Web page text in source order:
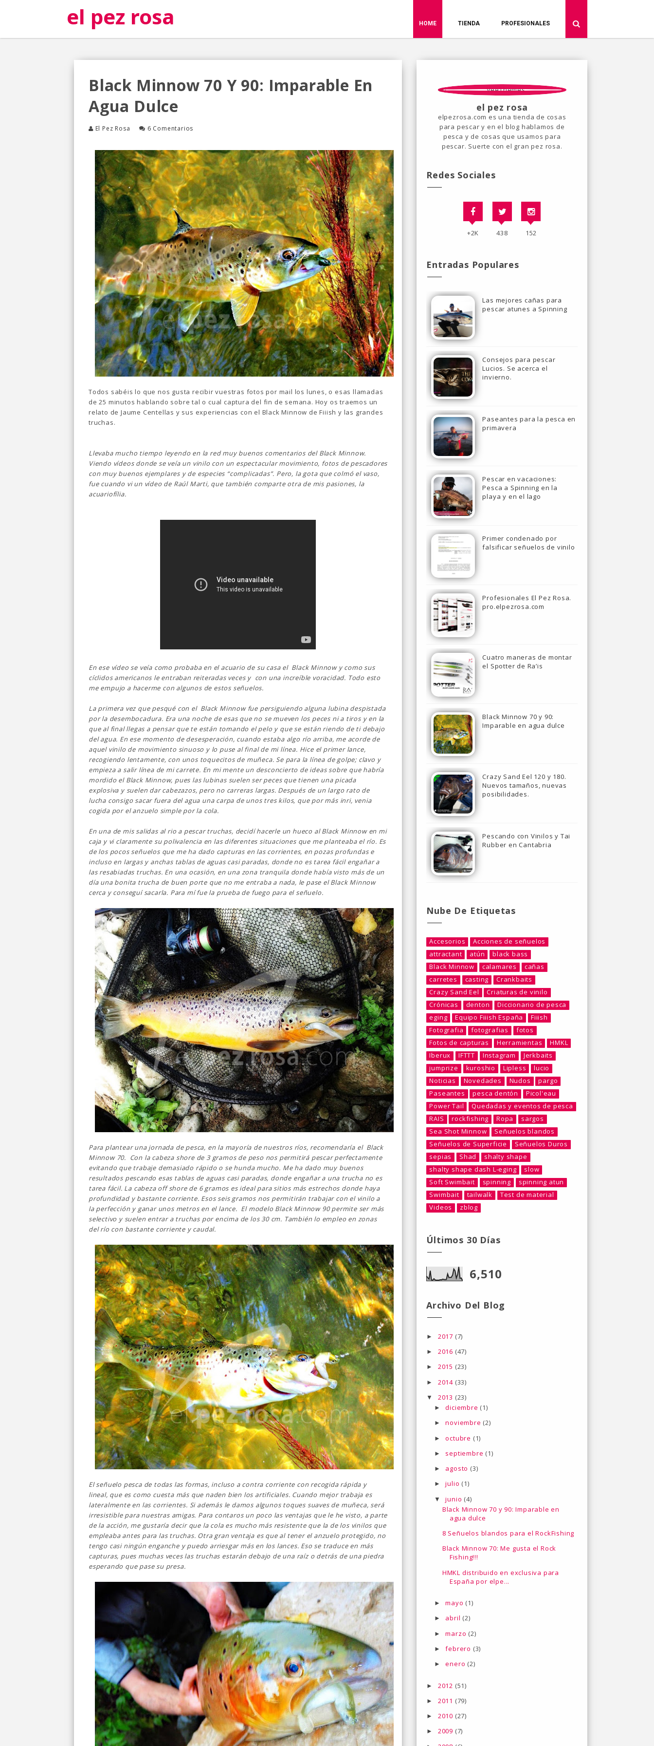
el pez rosa HOME TIENDA PROFESIONALES
Black Minnow 70 Y 90: Imparable En
Agua Dulce
El Pez Rosa 6 Comentarios
Todos sabéis lo que nos gusta recibir vuestras fotos por mail los lunes, o esas llamadas
de 25 minutos hablando sobre tal o cual captura del fin de semana. Hoy os traemos un
relato de Jaume Centellas y sus experiencias con el Black Minnow de Fiiish y las grandes
truchas.
Llevaba mucho tiempo leyendo en la red muy buenos comentarios del Black Minnow.
Viendo vídeos donde se veía un vinilo con un espectacular movimiento, fotos de pescadores
con muy buenos ejemplares y de especies “complicadas”. Pero, la gota que colmó el vaso,
fue cuando vi un vídeo de Raúl Marti, que también comparte otra de mis pasiones, la
acuariofília.
En ese vídeo se veía como probaba en el acuario de su casa el Black Minnow y como sus
cíclidos americanos le entraban reiteradas veces y con una increíble voracidad. Todo esto
me empujo a hacerme con algunos de estos señuelos.
La primera vez que pesqué con el Black Minnow fue persiguiendo alguna lubina despistada
por la desembocadura. Era una noche de esas que no se mueven los peces ni a tiros y en la
que al final llegas a pensar que te están tomando el pelo y que se están riendo de ti debajo
del agua. En ese momento de desesperación, cuando estaba algo río arriba, me acorde de
aquel vinilo de movimiento sinuoso y lo puse al final de mi línea. Hice el primer lance,
recogiendo lentamente, con unos toquecitos de muñeca. Se para la línea de golpe; clavo y
empieza a salir línea de mi carrete. En mi mente un desconcierto de ideas sobre que habría
mordido el Black Minnow, pues las lubinas suelen ser peces que tienen una picada
explosiva y suelen dar cabezazos, pero no carreras largas. Después de un largo rato de
lucha consigo sacar fuera del agua una carpa de unos tres kilos, que por más inri, venia
cogida por el anzuelo simple por la cola.
En una de mis salidas al rio a pescar truchas, decidí hacerle un hueco al Black Minnow en mi
caja y vi claramente su polivalencia en las diferentes situaciones que me planteaba el río. Es
de los pocos señuelos que me ha dado capturas en las corrientes, en pozas profundas e
incluso en largas y anchas tablas de aguas casi paradas, donde no es tarea fácil engañar a
las resabiadas truchas. En una ocasión, en una zona tranquila donde había visto más de un
día una bonita trucha de buen porte que no me entraba a nada, le pase el Black Minnow
cerca y conseguí sacarla. Para mí fue la prueba de fuego para el señuelo.
Para plantear una jornada de pesca, en la mayoría de nuestros ríos, recomendaría el Black
Minnow 70. Con la cabeza shore de 3 gramos de peso nos permitirá pescar perfectamente
evitando que trabaje demasiado rápido o se hunda mucho. Me ha dado muy buenos
resultados pescando esas tablas de aguas casi paradas, donde engañar a una trucha no es
tarea fácil. La cabeza off shore de 6 gramos es ideal para sitios más estrechos donde haya
profundidad y bastante corriente. Esos seis gramos nos permitirán trabajar con el vinilo a
la perfección y ganar unos metros en el lance. El modelo Black Minnow 90 permite ser más
selectivo y suelen entrar a truchas por encima de los 30 cm. También lo empleo en zonas
del río con bastante corriente y caudal.
El señuelo pesca de todas las formas, incluso a contra corriente con recogida rápida y
lineal, que es como cuesta más que naden bien los artificiales. Cuando mejor trabaja es
lateralmente en las corrientes. Si además le damos algunos toques suaves de muñeca, será
irresistible para nuestras amigas. Para contaros un poco las ventajas que le he visto, a parte
de la acción, me gustaría decir que la cola es mucho más resistente que la de los vinilos que
empleaba antes para las truchas. Otra gran ventaja es que al tener el anzuelo protegido, no
tengo casi ningún enganche y puedo arriesgar más en los lances. Eso se traduce en más
capturas, pues muchas veces las truchas estarán debajo de una raíz o detrás de una piedra
esperando que pase su presa.
el pez rosa
elpezrosa.com es una tienda de cosas
para pescar y en el blog hablamos de
pesca y de cosas que usamos para
pescar. Suerte con el gran pez rosa.
Redes Sociales
+2K 438 152
Entradas Populares
Las mejores cañas para
pescar atunes a Spinning
Consejos para pescar
Lucios. Se acerca el
invierno.
Paseantes para la pesca en
primavera
Pescar en vacaciones:
Pesca a Spinning en la
playa y en el lago
Primer condenado por
falsificar señuelos de vinilo
Profesionales El Pez Rosa.
pro.elpezrosa.com
Cuatro maneras de montar
el Spotter de Ra’is
Black Minnow 70 y 90:
Imparable en agua dulce
Crazy Sand Eel 120 y 180.
Nuevos tamaños, nuevas
posibilidades.
Pescando con Vinilos y Tai
Rubber en Cantabria
Nube De Etiquetas
Accesorios
Acciones de señuelos
attractant
atún
black bass
Black Minnow
calamares
cañas
carretes
casting
Crankbaits
Crazy Sand Eel
Criaturas de vinilo
Crónicas
denton
Diccionario de pesca
eging
Equipo Fiiish España
Fiiish
Fotografia
fotografias
fotos
Fotos de capturas
Herramientas
HMKL
Iberux
IFTTT Instagram
Jerkbaits
jumprize
kuroshio Lipless
lucio
Noticias
Novedades Nudos
pargo
Paseantes
pesca dentón
Picol'eau
Power Tail
Quedadas y eventos de pesca
RAIS
rockfishing Ropa
sargos
Sea Shot Minnow
Señuelos blandos
Señuelos de Superficie
Señuelos Duros
sepias
Shad
shalty shape
shalty shape dash L-eging
slow
Soft Swimbait
spinning
spinning atun
Swimbait
tailwalk
Test de material
Videos
zblog
Últimos 30 Días
6,510
Archivo Del Blog
► 2017 (7)
► 2016 (47)
► 2015 (23)
► 2014 (33)
▼ 2013 (23)
►diciembre (1)
►noviembre (2)
►octubre (1)
► septiembre (1)
► agosto (3)
►julio (1)
▼junio (4)
Black Minnow 70 y 90: Imparable en
agua dulce
8 Señuelos blandos para el RockFishing
Black Minnow 70: Me gusta el Rock
Fishing!!!
HMKL distribuido en exclusiva para
España por elpe...
►mayo (1)
► abril (2)
►marzo (2)
►febrero (3)
►enero (2)
► 2012 (51)
► 2011 (79)
► 2010 (27)
► 2009 (7)